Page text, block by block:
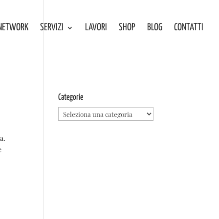
SERVIZI LAVORI SHOP BLOG CONTATTI
Categorie
Categorie